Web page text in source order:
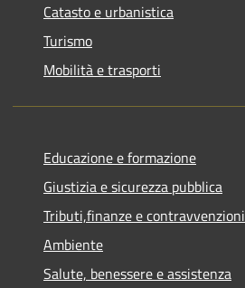
Catasto e urbanistica
Turismo
Mobilità e trasporti
Educazione e formazione
Giustizia e sicurezza pubblica
Tributi,finanze e contravvenzioni
Ambiente
Salute, benessere e assistenza